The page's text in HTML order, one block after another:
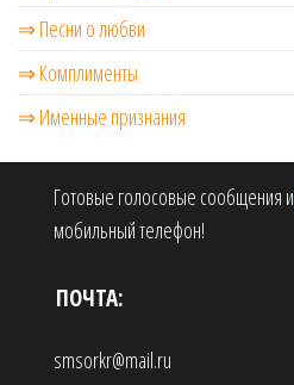
⇒ Песни о любви
⇒ Комплименты
⇒ Именные признания
Готовые голосовые сообщения и
мобильный телефон!
ПОЧТА:
smsorkr@mail.ru